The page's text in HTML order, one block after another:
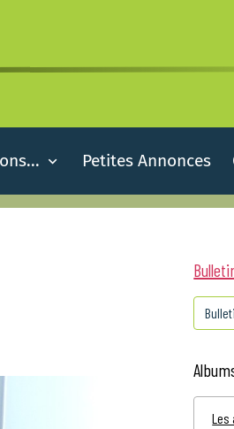
Petites Annonces
Les